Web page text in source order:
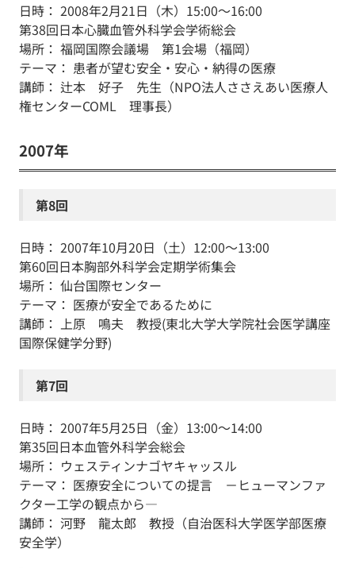
日時： 2008年2月21日（木）15:00～16:00
第38回日本心臓血管外科学会学術総会
場所： 福岡国際会議場 第1会場（福岡）
テーマ： 患者が望む安全・安心・納得の医療
講師： 辻本 好子 先生（NPO法人ささえあい医療人
権センターCOML 理事長）
2007年
第8回
日時： 2007年10月20日（土）12:00～13:00
第60回日本胸部外科学会定期学術集会
場所： 仙台国際センター
テーマ： 医療が安全であるために
講師： 上原 鳴夫 教授(東北大学大学院社会医学講座
国際保健学分野)
第7回
日時： 2007年5月25日（金）13:00～14:00
第35回日本血管外科学会総会
場所： ウェスティンナゴヤキャッスル
テーマ： 医療安全についての提言 －ヒューマンファ
クター工学の観点から―
講師： 河野 龍太郎 教授（自治医科大学医学部医療
安全学）